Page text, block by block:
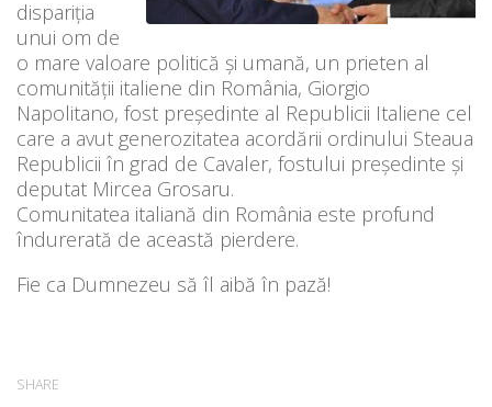
dispariția
unui om de
o mare valoare politică și umană, un prieten al
comunității italiene din România, Giorgio
Napolitano, fost președinte al Republicii Italiene cel
care a avut generozitatea acordării ordinului Steaua
Republicii în grad de Cavaler, fostului președinte și
deputat Mircea Grosaru.
Comunitatea italiană din România este profund
îndurerată de această pierdere.
Fie ca Dumnezeu să îl aibă în pază!
SHARE